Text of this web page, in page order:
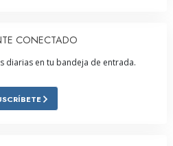
CONECTADO
diarias en tu bandeja de entrada.